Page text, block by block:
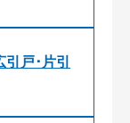
戸･片引